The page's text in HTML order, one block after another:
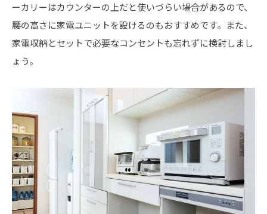
ーカリーはカウンターの上だと使いづらい場合があるので、
腰の高さに家電ユニットを設けるのもおすすめです。また、
家電収納とセットで必要なコンセントも忘れずに検討しまし
ょう。